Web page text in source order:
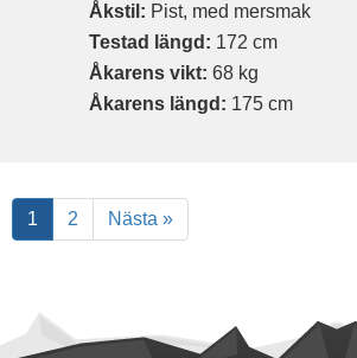
Åkstil: Pist, med mersmak
Testad längd: 172 cm
Åkarens vikt: 68 kg
Åkarens längd: 175 cm
1 2 Nästa »